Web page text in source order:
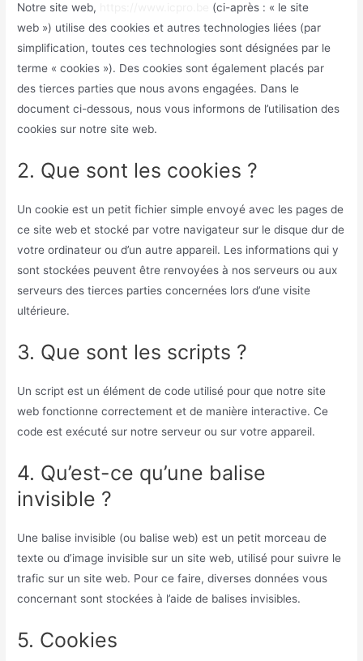
Notre site web,
(ci-après : « le site
web ») utilise des cookies et autres technologies liées (par
simplification, toutes ces technologies sont désignées par le
terme « cookies »). Des cookies sont également placés par
des tierces parties que nous avons engagées. Dans le
document ci-dessous, nous vous informons de l’utilisation des
cookies sur notre site web.
2. Que sont les cookies ?
Un cookie est un petit fichier simple envoyé avec les pages de
ce site web et stocké par votre navigateur sur le disque dur de
votre ordinateur ou d’un autre appareil. Les informations qui y
sont stockées peuvent être renvoyées à nos serveurs ou aux
serveurs des tierces parties concernées lors d’une visite
ultérieure.
3. Que sont les scripts ?
Un script est un élément de code utilisé pour que notre site
web fonctionne correctement et de manière interactive. Ce
code est exécuté sur notre serveur ou sur votre appareil.
4. Qu’est-ce qu’une balise
invisible ?
Une balise invisible (ou balise web) est un petit morceau de
texte ou d’image invisible sur un site web, utilisé pour suivre le
trafic sur un site web. Pour ce faire, diverses données vous
concernant sont stockées à l’aide de balises invisibles.
5. Cookies